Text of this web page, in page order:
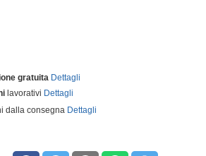
gratuita Dettagli
lavorativi Dettagli
dalla consegna Dettagli